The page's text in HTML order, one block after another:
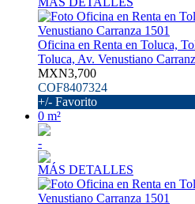
Oficina en Renta en Toluca,
Toluca, Av. Venustiano
MXN3,700
COF8407324
+/- Favorito
0 m²
-
MÁS DETALLES